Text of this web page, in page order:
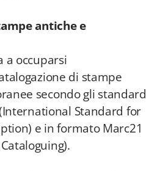
antiche e
a occuparsi
di stampe
secondo gli standard
Standard for
e in formato Marc21